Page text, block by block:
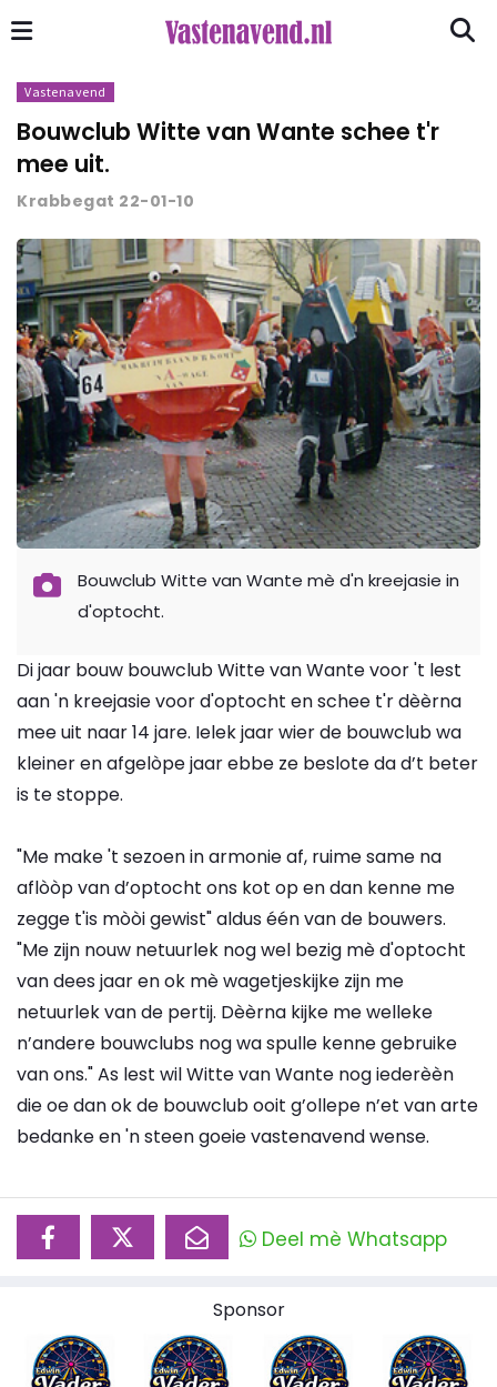
Vastenavend
Bouwclub Witte van Wante schee t'r
mee uit.
Krabbegat 22-01-10
Bouwclub Witte van Wante mè d'n kreejasie in
d'optocht.
Di jaar bouw bouwclub Witte van Wante voor 't lest
aan 'n kreejasie voor d'optocht en schee t'r dèèrna
mee uit naar 14 jare. Ielek jaar wier de bouwclub wa
kleiner en afgelòpe jaar ebbe ze beslote da d’t beter
is te stoppe.
"Me make 't sezoen in armonie af, ruime same na
aflòòp van d’optocht ons kot op en dan kenne me
zegge t'is mòòi gewist" aldus één van de bouwers.
"Me zijn nouw netuurlek nog wel bezig mè d'optocht
van dees jaar en ok mè wagetjeskijke zijn me
netuurlek van de pertij. Dèèrna kijke me welleke
n’andere bouwclubs nog wa spulle kenne gebruike
van ons." As lest wil Witte van Wante nog iederèèn
die oe dan ok de bouwclub ooit g’ollepe n’et van arte
bedanke en 'n steen goeie vastenavend wense.
Deel mè Whatsapp
Sponsor